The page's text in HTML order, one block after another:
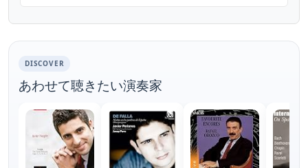
DISCOVER
あわせて聴きたい演奏家